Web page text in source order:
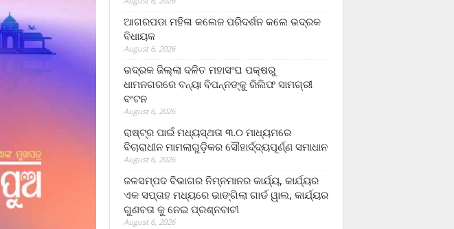
ଆଗରପଡା ମହିଳା କଲେଜ ପରିଦର୍ଶନ କଲେ ଭଦ୍ରକ
ବିଧାୟକ
August 6, 2026
ଭଦ୍ରକ ଜିଲ୍ଲା ଦଳିତ ମହାସଂଘ ପକ୍ଷରୁ
ଧାମନଗରରେ ବନ୍ୟା ବିପନ୍ନଙ୍କୁ ରିଲିଫ ସାମଗ୍ରୀ
ବଂଟନ
August 6, 2026
ରାଷ୍ଟ୍ର ପାଇଁ ମଧ୍ୟସ୍ଥତା ୩.୦ ମାଧ୍ୟମରେ
ବିଚାରାଧୀନ ମାମଲାଗୁଡ଼ିକର ସୌହାର୍ଦ୍ଦ୍ୟପୂର୍ଣ୍ଣ ସମାଧାନ
August 6, 2026
ଜଳସମ୍ପଦ ବିଭାଗର ନିମ୍ନମାନର କାର୍ଯ୍ୟ, କାର୍ଯ୍ୟର
ଏକ ସପ୍ତାହ ମଧ୍ୟରେ ଭାଙ୍ଗିଲା ଗାର୍ଡ ୱାଲ, କାର୍ଯ୍ୟର
ଗୁଣବତା କୁ ନେଇ ପ୍ରଶ୍ନବାଚୀ
August 6, 2026